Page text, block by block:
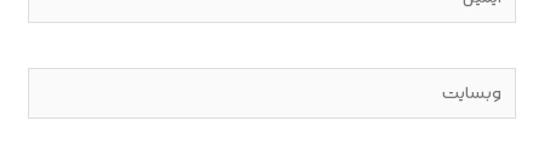
وبسایت